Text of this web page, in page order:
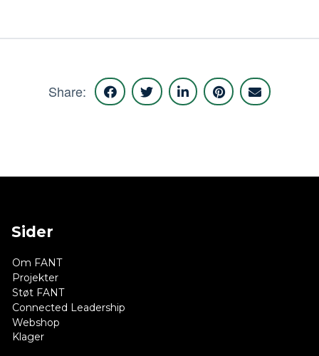
Share:
Sider
Om FANT
Projekter
Støt FANT
Connected Leadership
Webshop
Klager